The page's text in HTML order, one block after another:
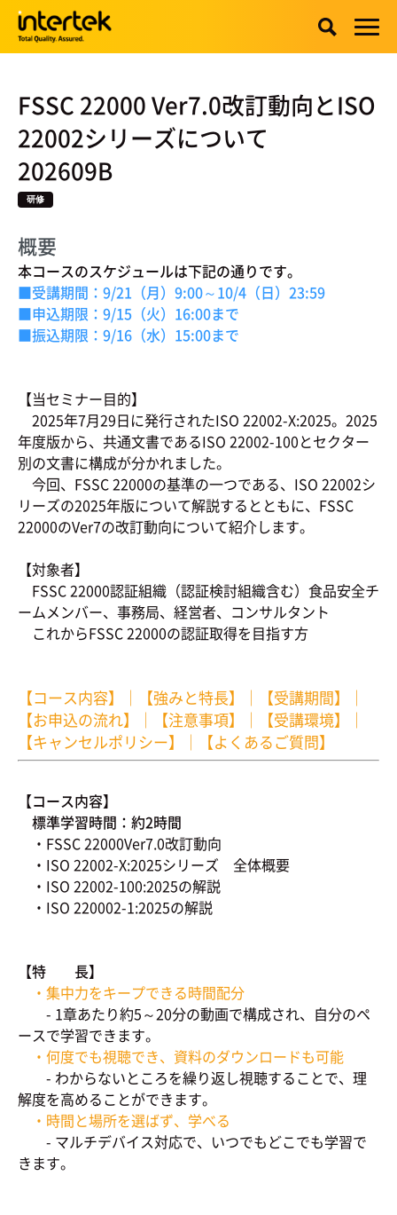
FSSC 22000 Ver7.0改訂動向とISO
22002シリーズについて
202609B
研修
概要
本コースのスケジュールは下記の通りです。
■受講期間：9/21（月）9:00～10/4（日）23:59
■申込期限：9/15（火）16:00まで
■振込期限：9/16（水）15:00まで
【当セミナー目的】
2025年7月29日に発行されたISO 22002-X:2025。2025
年度版から、共通文書であるISO 22002-100とセクター
別の文書に構成が分かれました。
今回、FSSC 22000の基準の一つである、ISO 22002シ
リーズの2025年版について解説するとともに、FSSC
22000のVer7の改訂動向について紹介します。
【対象者】
FSSC 22000認証組織（認証検討組織含む）食品安全チ
ームメンバー、事務局、経営者、コンサルタント
これからFSSC 22000の認証取得を目指す方
【コース内容】 ｜ 【強みと特長】 ｜ 【受講期間】
｜
【お申込の流れ】
｜ 【注意事項】 ｜ 【受講環境】
｜
【キャンセルポリシー】
｜ 【よくあるご質問】
【コース内容】
標準学習時間：約2時間
・FSSC 22000Ver7.0改訂動向
・ISO 22002-X:2025シリーズ 全体概要
・ISO 22002-100:2025の解説
・ISO 220002-1:2025の解説
【特 長】
・集中力をキープできる時間配分
- 1章あたり約5～20分の動画で構成され、自分のペ
ースで学習できます。
・何度でも視聴でき、資料のダウンロードも可能
- わからないところを繰り返し視聴することで、理
解度を高めることができます。
・時間と場所を選ばず、学べる
- マルチデバイス対応で、いつでもどこでも学習で
きます。